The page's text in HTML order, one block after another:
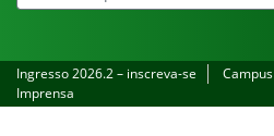
Ingresso 2026.2 – inscreva-se Campus
Imprensa